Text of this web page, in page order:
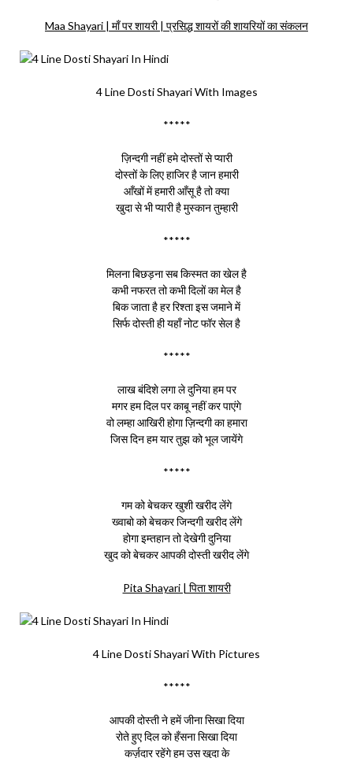
Maa Shayari | माँ पर शायरी | प्रसिद्ध शायरों की शायरियों का संकलन
4 Line Dosti Shayari With Images
*****
ज़िन्दगी नहीं हमे दोस्तों से प्यारी
दोस्तों के लिए हाजिर है जान हमारी
आँखों में हमारी आँसू है तो क्या
खुदा से भी प्यारी है मुस्कान तुम्हारी
*****
मिलना बिछड़ना सब किस्मत का खेल है
कभी नफरत तो कभी दिलों का मेल है
बिक जाता है हर रिश्ता इस जमाने में
सिर्फ दोस्ती ही यहाँ नोट फॉर सेल है
*****
लाख बंदिशे लगा ले दुनिया हम पर
मगर हम दिल पर काबू नहीं कर पाएंगे
वो लम्हा आखिरी होगा ज़िन्दगी का हमारा
जिस दिन हम यार तुझ को भूल जायेंगे
*****
गम को बेचकर खुशी खरीद लेंगे
ख्वाबो को बेचकर जिन्दगी खरीद लेंगे
होगा इम्तहान तो देखेगी दुनिया
खुद को बेचकर आपकी दोस्ती खरीद लेंगे
Pita Shayari | पिता शायरी
4 Line Dosti Shayari With Pictures
*****
आपकी दोस्ती ने हमें जीना सिखा दिया
रोते हुए दिल को हँसना सिखा दिया
कर्ज़दार रहेंगे हम उस खुदा के